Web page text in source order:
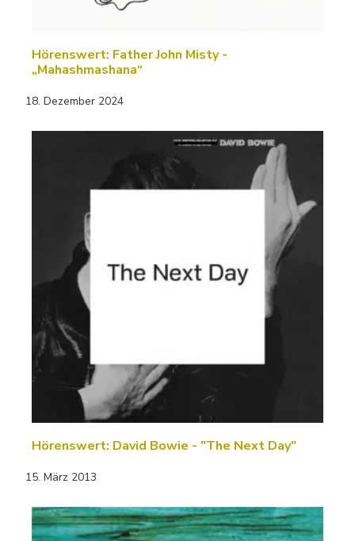
Hörenswert: Father John Misty -
„Mahashmashana“
18. Dezember 2024
Hörenswert: David Bowie - "The Next Day"
15. März 2013